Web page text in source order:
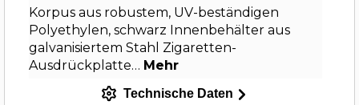
Korpus aus robustem, UV-beständigen
Polyethylen, schwarz Innenbehälter aus
galvanisiertem Stahl Zigaretten-
Ausdrückplatte… Mehr
Technische Daten